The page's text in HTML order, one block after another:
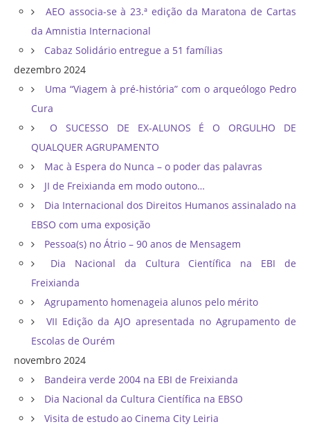
AEO associa-se à 23.ª edição da Maratona de Cartas
da Amnistia Internacional
Cabaz Solidário entregue a 51 famílias
dezembro 2024
Uma “Viagem à pré-história” com o arqueólogo Pedro
Cura
O SUCESSO DE EX-ALUNOS É O ORGULHO DE
QUALQUER AGRUPAMENTO
Mac à Espera do Nunca – o poder das palavras
JI de Freixianda em modo outono…
Dia Internacional dos Direitos Humanos assinalado na
EBSO com uma exposição
Pessoa(s) no Átrio – 90 anos de Mensagem
Dia Nacional da Cultura Científica na EBI de
Freixianda
Agrupamento homenageia alunos pelo mérito
VII Edição da AJO apresentada no Agrupamento de
Escolas de Ourém
novembro 2024
Bandeira verde 2004 na EBI de Freixianda
Dia Nacional da Cultura Científica na EBSO
Visita de estudo ao Cinema City Leiria